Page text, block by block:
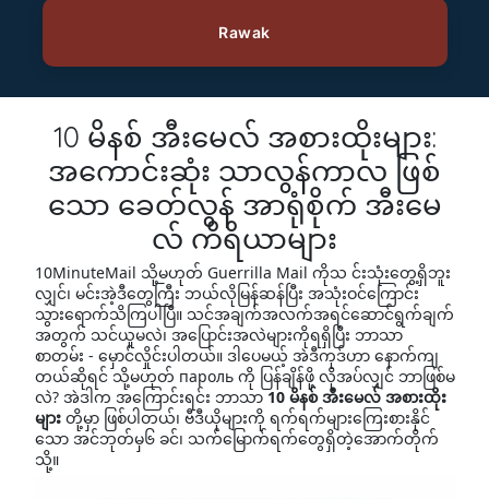
10 မိနစ် အီးမေလ် အစားထိုးများ:
အကောင်းဆုံး သာလွန်ကာလ ဖြစ်
သော ခေတ်လွန် အာရုံစိုက် အီးမေ
လ် ကိရိယာများ
10MinuteMail သို့မဟုတ် Guerrilla Mail ကိုသ င်းသုံးတွေ့ရှိဘူး
လျှင်၊ မင်းအဲ့ဒီတွေကြီး ဘယ်လိုမြန်ဆန်ပြီး အသုံးဝင်ကြောင်း
သွားရောက်သိကြပါပြီ။ သင်အချက်အလက်အရင်ဆောင်ရွက်ချက်
အတွက် သင်ယူမလဲ၊ အပြောင်းအလဲများကိုရရှိပြီး ဘာသာ
စာတမ်း - မှောင်လှိုင်းပါတယ်။ ဒါပေမယ့် အဲဒီကုဒ်ဟာ နောက်ကျ
တယ်ဆိုရင် သို့မဟုတ် пароль ကို ပြန်ချိန်ဖို့ လိုအပ်လျှင် ဘာဖြစ်မ
လဲ? အဲဒါက အကြောင်းရင်း ဘာသာ10 မိနစ် အီးမေလ် အစားထိုး
များတို့မှာ ဖြစ်ပါတယ်၊ ဗီဒီယိုများကို ရက်ရက်များကြေးစားနိုင်
သော အင်ဘုတ်မှ၆ ခင်၊ သက်မြောက်ရက်တွေရှိတဲ့အောက်တိုက်
သို့။